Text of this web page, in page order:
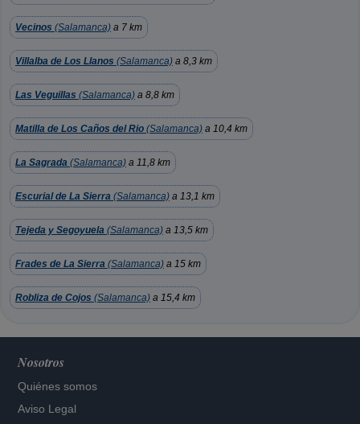
Vecinos (Salamanca) a 7 km
Villalba de Los Llanos (Salamanca) a 8,3 km
Las Veguillas (Salamanca) a 8,8 km
Matilla de Los Caños del Rio (Salamanca) a 10,4 km
La Sagrada (Salamanca) a 11,8 km
Escurial de La Sierra (Salamanca) a 13,1 km
Tejeda y Segoyuela (Salamanca) a 13,5 km
Frades de La Sierra (Salamanca) a 15 km
Robliza de Cojos (Salamanca) a 15,4 km
Nosotros
Quiénes somos
Aviso Legal